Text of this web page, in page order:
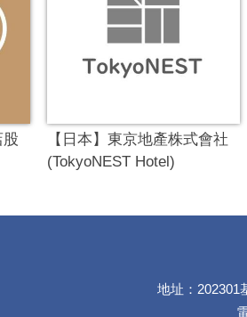
股
【日本】東京地產株式會社
(TokyoNEST Hotel)
地址：202301